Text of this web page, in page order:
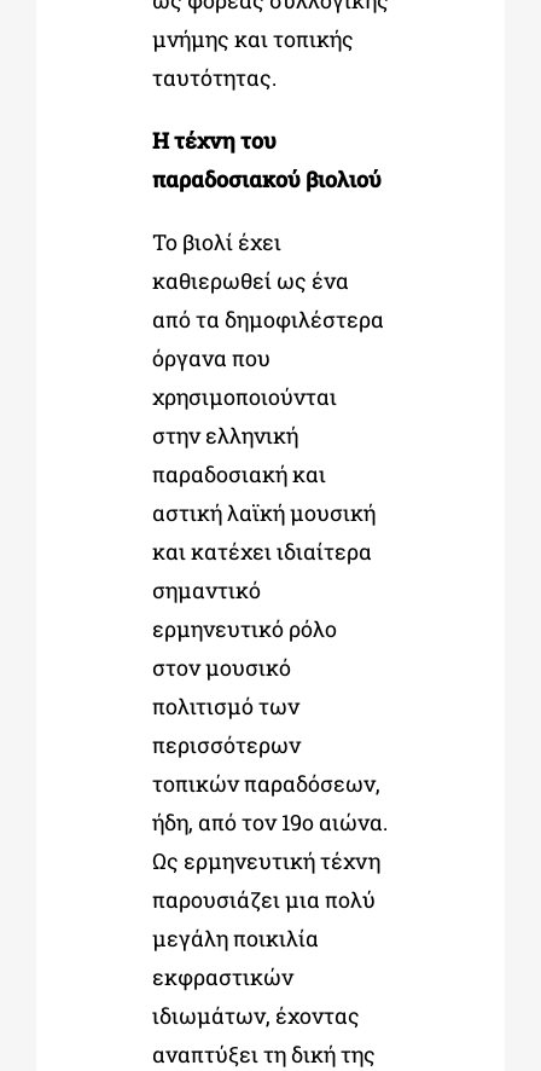
μνήμης και τοπικής
ταυτότητας.
Η τέχνη του
παραδοσιακού βιολιού
Το βιολί έχει
καθιερωθεί ως ένα
από τα δημοφιλέστερα
όργανα που
χρησιμοποιούνται
στην ελληνική
παραδοσιακή και
αστική λαϊκή μουσική
και κατέχει ιδιαίτερα
σημαντικό
ερμηνευτικό ρόλο
στον μουσικό
πολιτισμό των
περισσότερων
τοπικών παραδόσεων,
ήδη, από τον 19οαιώνα.
Ως ερμηνευτική τέχνη
παρουσιάζει μια πολύ
μεγάλη ποικιλία
εκφραστικών
ιδιωμάτων, έχοντας
αναπτύξει τη δική της